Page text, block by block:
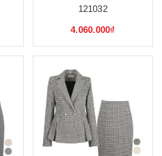
121032
4.060.000₫